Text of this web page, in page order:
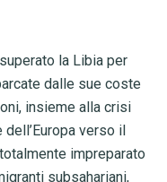
la Libia per
dalle sue coste
insieme alla crisi
verso il
impreparato
subsahariani,